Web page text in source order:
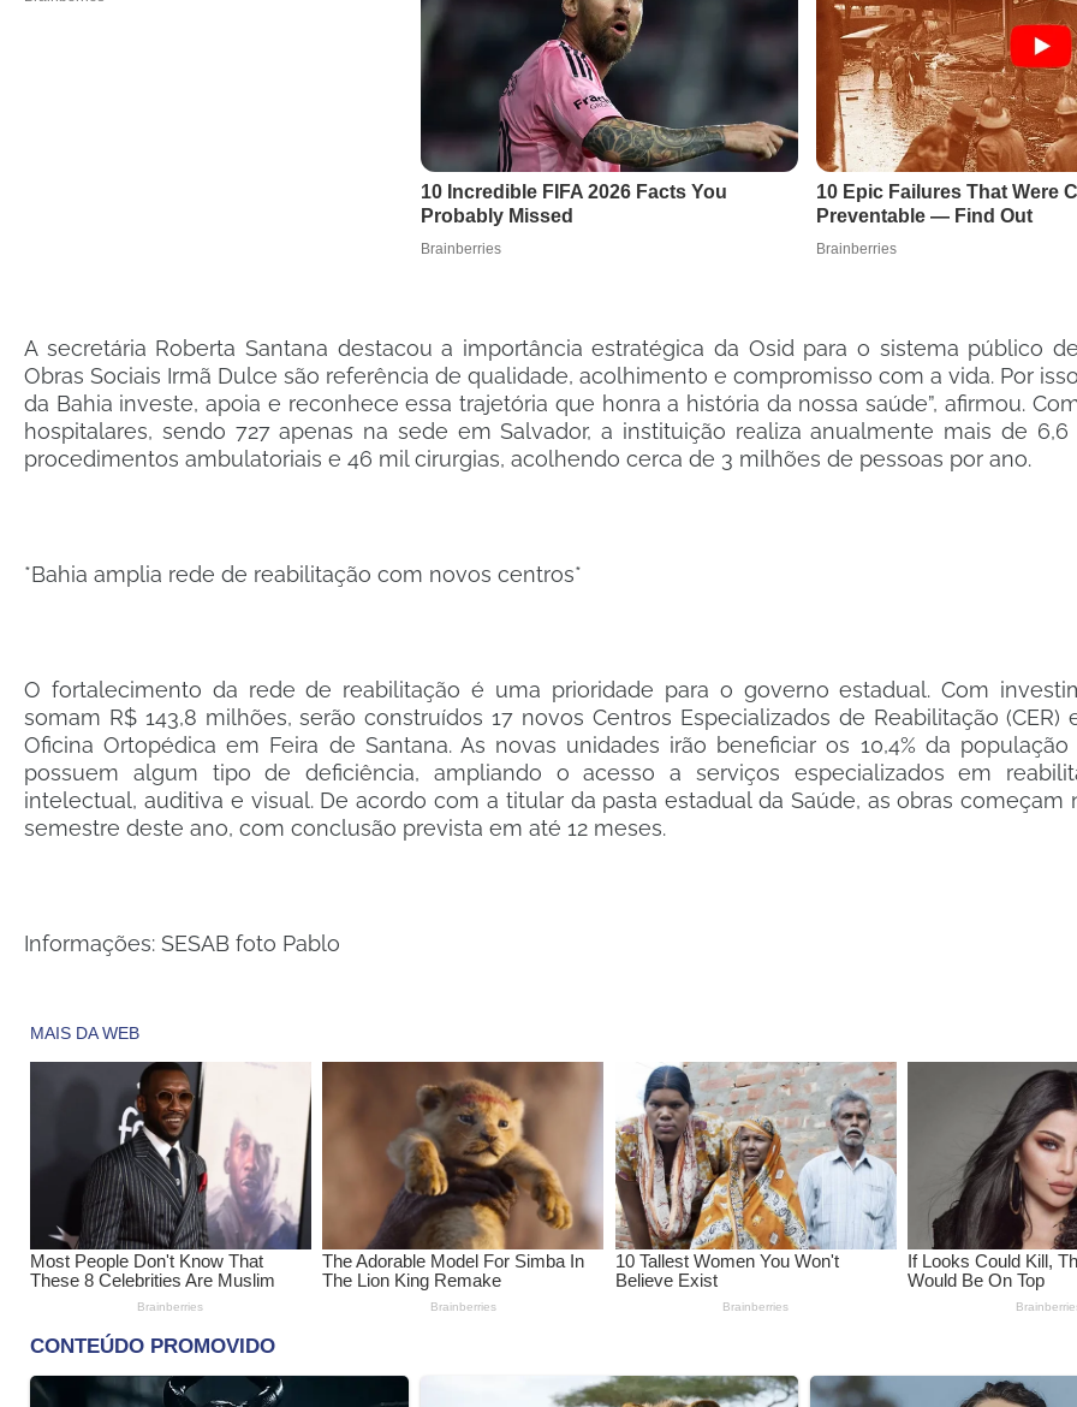
A secretária Roberta Santana destacou a importância estratégica da Osid para o sistema público
Obras Sociais Irmã Dulce são referência de qualidade, acolhimento e compromisso com a vida. Por
da Bahia investe, apoia e reconhece essa trajetória que honra a história da nossa saúde”, afirmou.
hospitalares, sendo 727 apenas na sede em Salvador, a instituição realiza anualmente mais de
procedimentos ambulatoriais e 46 mil cirurgias, acolhendo cerca de 3 milhões de pessoas por ano.
*Bahia amplia rede de reabilitação com novos centros*
O fortalecimento da rede de reabilitação é uma prioridade para o governo estadual. Com
somam R$ 143,8 milhões, serão construídos 17 novos Centros Especializados de Reabilitação (CER)
Oficina Ortopédica em Feira de Santana. As novas unidades irão beneficiar os 10,4% da
possuem algum tipo de deficiência, ampliando o acesso a serviços especializados em
intelectual, auditiva e visual. De acordo com a titular da pasta estadual da Saúde, as obras começam
semestre deste ano, com conclusão prevista em até 12 meses.
Informações: SESAB foto Pablo